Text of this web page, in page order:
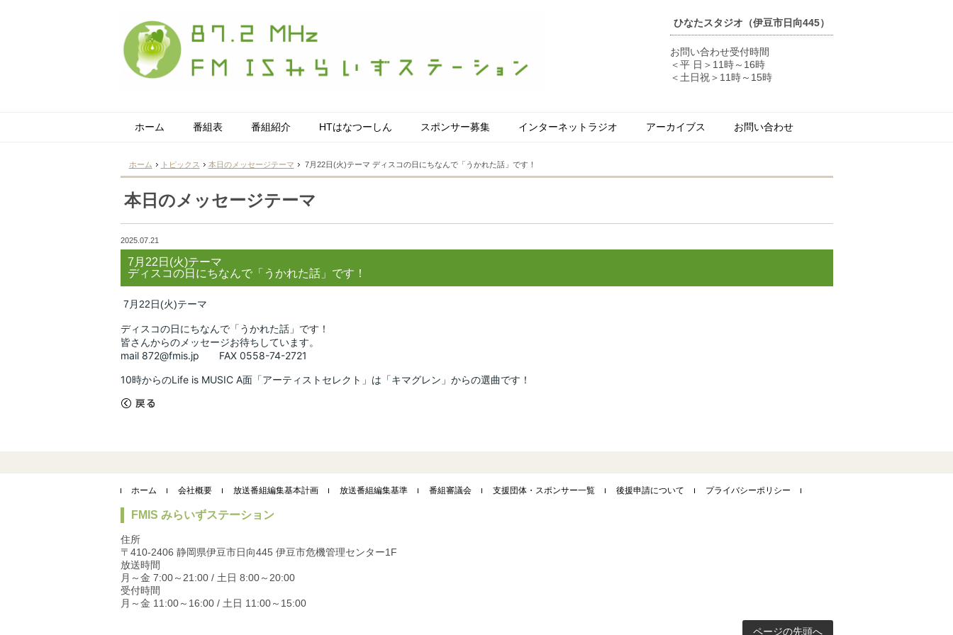
ひなたスタジオ（伊豆市日向445）
お問い合わせ受付時間
＜平 日＞11時～16時
＜土日祝＞11時～15時
ホーム 番組表 番組紹介 HTはなつーしん スポンサー募集 インターネットラジオ アーカイブス お問い合わせ
ホーム トピックス 本日のメッセージテーマ 7月22日(火)テーマ ディスコの日にちなんで「うかれた話」です！
本日のメッセージテーマ
2025.07.21
7月22日(火)テーマ
ディスコの日にちなんで「うかれた話」です！
7月22日(火)テーマ
ディスコの日にちなんで「うかれた話」です！
皆さんからのメッセージお待ちしています。
mail 872@fmis.jp FAX 0558-74-2721
10時からのLife is MUSIC A面「アーティストセレクト」は「キマグレン」からの選曲です！
ホーム 会社概要 放送番組編集基本計画 放送番組編集基準 番組審議会 支援団体・スポンサー一覧 後援申請について プライバシーポリシー
FMIS みらいずステーション
住所
〒410-2406 静岡県伊豆市日向445 伊豆市危機管理センター1F
放送時間
月～金 7:00～21:00 / 土日 8:00～20:00
受付時間
月～金 11:00～16:00 / 土日 11:00～15:00
ページの先頭へ